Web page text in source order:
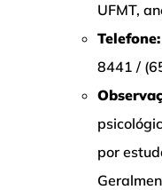
UFMT,
Telefone:
8441 /
por